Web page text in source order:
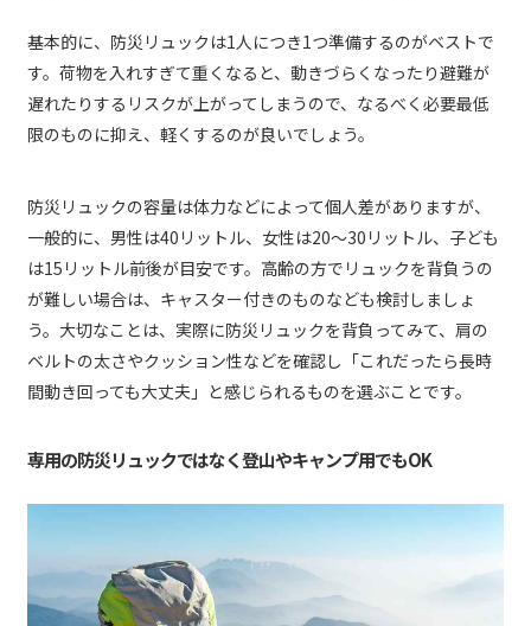
基本的に、防災リュックは1人につき1つ準備するのがベストで
す。荷物を入れすぎて重くなると、動きづらくなったり避難が
遅れたりするリスクが上がってしまうので、なるべく必要最低
限のものに抑え、軽くするのが良いでしょう。
防災リュックの容量は体力などによって個人差がありますが、
一般的に、男性は40リットル、女性は20〜30リットル、子ども
は15リットル前後が目安です。高齢の方でリュックを背負うの
が難しい場合は、キャスター付きのものなども検討しましょ
う。大切なことは、実際に防災リュックを背負ってみて、肩の
ベルトの太さやクッション性などを確認し「これだったら長時
間動き回っても大丈夫」と感じられるものを選ぶことです。
専用の防災リュックではなく登山やキャンプ用でもOK